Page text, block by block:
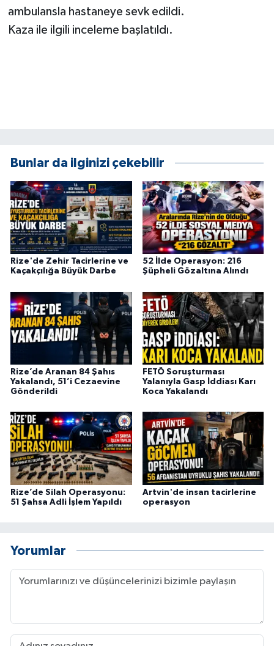
ambulansla hastaneye sevk edildi.
Kaza ile ilgili inceleme başlatıldı.
Bunlar da ilginizi çekebilir
Rize'de Zehir Tacirlerine ve
Kaçakçılığa Büyük Darbe
52 İlde Operasyon: 216
Şüpheli Gözaltına Alındı
Rize’de Aranan 84 Şahıs
Yakalandı, 51’i Cezaevine
Gönderildi
FETÖ Soruşturması
Yalanıyla Gasp İddiası Karı
Koca Yakalandı
Rize’de Silah Operasyonu:
51 Şahsa Adli İşlem Yapıldı
Artvin'de insan tacirlerine
operasyon
Yorumlar
SPOR HABERLERİ
Yerel Haberler